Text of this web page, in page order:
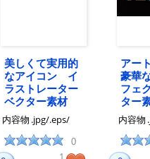
美しくて実用的
なアイコン イ
ラストレーター
ベクター素材
内容物 .jpg/.eps/
0
1
アー
豪華
フェ
ター
内容物